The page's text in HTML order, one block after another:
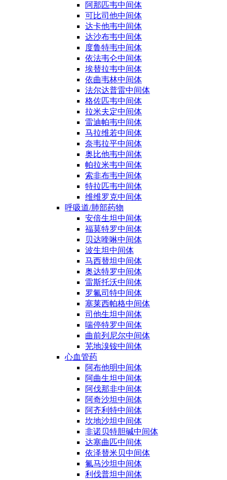
阿那匹韦中间体
可比司他中间体
达卡他韦中间体
达沙布韦中间体
度鲁特韦中间体
依法韦仑中间体
埃替拉韦中间体
依曲韦林中间体
法尔达普雷中间体
格佐匹韦中间体
拉米夫定中间体
雷迪帕韦中间体
马拉维若中间体
奈韦拉平中间体
奥比他韦中间体
帕拉米韦中间体
索非布韦中间体
特拉匹韦中间体
维维罗克中间体
呼吸道/肺部药物
安倍生坦中间体
福莫特罗中间体
贝达喹啉中间体
波生坦中间体
马西替坦中间体
奥达特罗中间体
雷斯托沃中间体
罗氟司特中间体
塞莱西帕格中间体
司他生坦中间体
喘停特罗中间体
曲前列尼尔中间体
芜地溴铵中间体
心血管药
阿布他明中间体
阿曲生坦中间体
阿伐那非中间体
阿奇沙坦中间体
阿齐利特中间体
坎地沙坦中间体
非诺贝特胆碱中间体
达塞曲匹中间体
依泽替米贝中间体
氟马沙坦中间体
利伐普坦中间体